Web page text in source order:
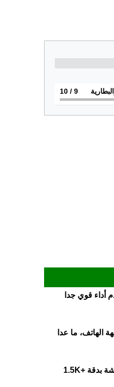
9
/ 10
يقدم أداء قوي جدا
واجهة الهاتف، ما عدا
، الشاشة بدقة +1.5K